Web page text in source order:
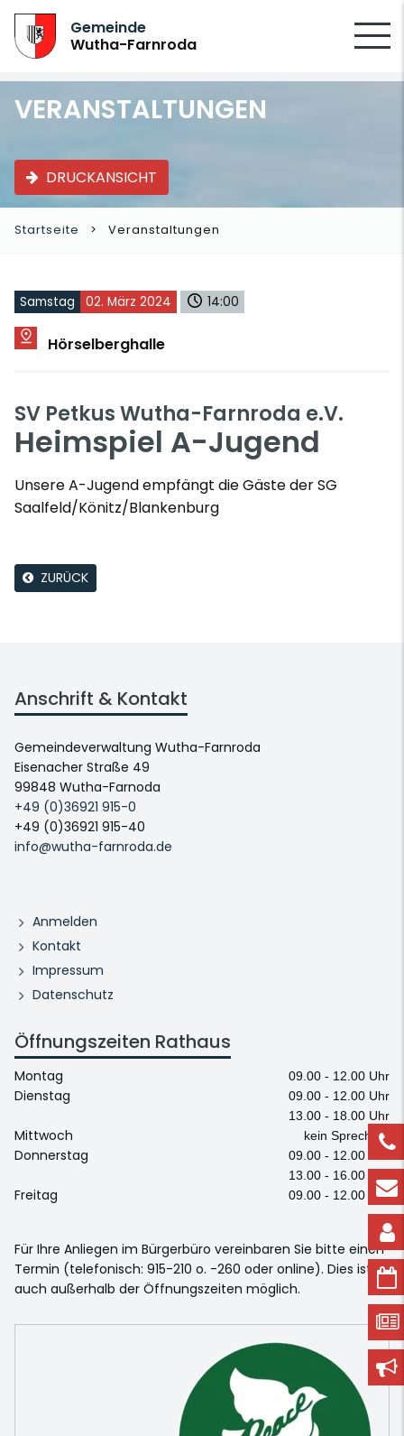
Gemeinde
Wutha-Farnroda
VERANSTALTUNGEN
DRUCKANSICHT
Startseite Veranstaltungen
Samstag 02. März 2024 14:00
Hörselberghalle
SV Petkus Wutha-Farnroda e.V.
Heimspiel A-Jugend
Unsere A-Jugend empfängt die Gäste der SG
Saalfeld/Könitz/Blankenburg
ZURÜCK
Anschrift & Kontakt
Gemeindeverwaltung Wutha-Farnroda
Eisenacher Straße 49
99848 Wutha-Farnoda
+49 (0)36921 915-0
+49 (0)36921 915-40
info@wutha-farnroda.de
Anmelden
Kontakt
Impressum
Datenschutz
Öffnungszeiten Rathaus
Montag 09.00 - 12.00 Uhr
Dienstag
09.00 - 12.00 Uhr
13.00 - 18.00 Uhr
Mittwoch kein Sprechtag
Donnerstag
09.00 - 12.00 Uhr
13.00 - 16.00 Uhr
Freitag 09.00 - 12.00 Uhr
Für Ihre Anliegen im Bürgerbüro vereinbaren Sie bitte einen
Termin (telefonisch: 915-210 o. -260 oder online). Dies ist
auch außerhalb der Öffnungszeiten möglich.